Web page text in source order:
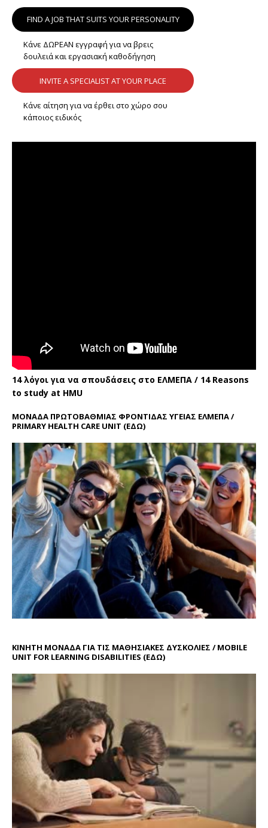
FIND A JOB THAT SUITS YOUR PERSONALITY
Κάνε ΔΩΡΕΑΝ εγγραφή για να βρεις
δουλειά και εργασιακή καθοδήγηση
INVITE A SPECIALIST AT YOUR PLACE
Κάνε αίτηση για να έρθει στο χώρο σου
κάποιος ειδικός
14 λόγοι για να σπουδάσεις στο ΕΛΜΕΠΑ / 14 Reasons
to study at HMU
ΜΟΝΑΔΑ ΠΡΩΤΟΒΑΘΜΙΑΣ ΦΡΟΝΤΙΔΑΣ ΥΓΕΙΑΣ ΕΛΜΕΠΑ /
PRIMARY HEALTH CARE UNIT (ΕΔΩ)
ΚΙΝΗΤΗ ΜΟΝΑΔΑ ΓΙΑ ΤΙΣ ΜΑΘΗΣΙΑΚΕΣ ΔΥΣΚΟΛΙΕΣ / MOBILE
UNIT FOR LEARNING DISABILITIES (ΕΔΩ)